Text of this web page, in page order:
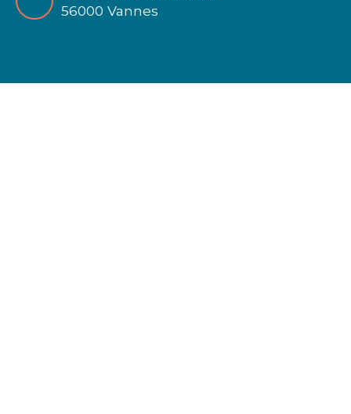
56000 Vannes